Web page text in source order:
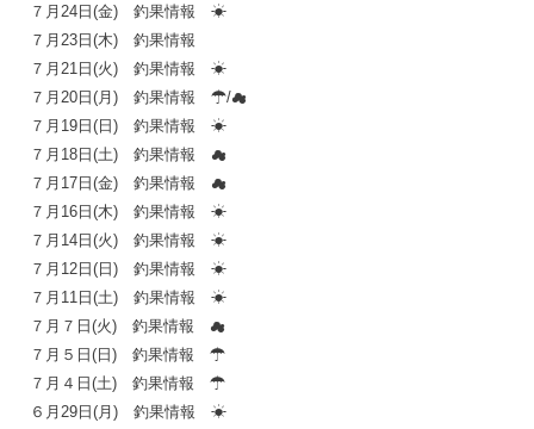
７月24日(金) 釣果情報 ☀
７月23日(木) 釣果情報
７月21日(火) 釣果情報 ☀
７月20日(月) 釣果情報 ☂/☁
７月19日(日) 釣果情報 ☀
７月18日(土) 釣果情報 ☁
７月17日(金) 釣果情報 ☁
７月16日(木) 釣果情報 ☀
７月14日(火) 釣果情報 ☀
７月12日(日) 釣果情報 ☀
７月11日(土) 釣果情報 ☀
７月７日(火) 釣果情報 ☁
７月５日(日) 釣果情報 ☂
７月４日(土) 釣果情報 ☂
６月29日(月) 釣果情報 ☀